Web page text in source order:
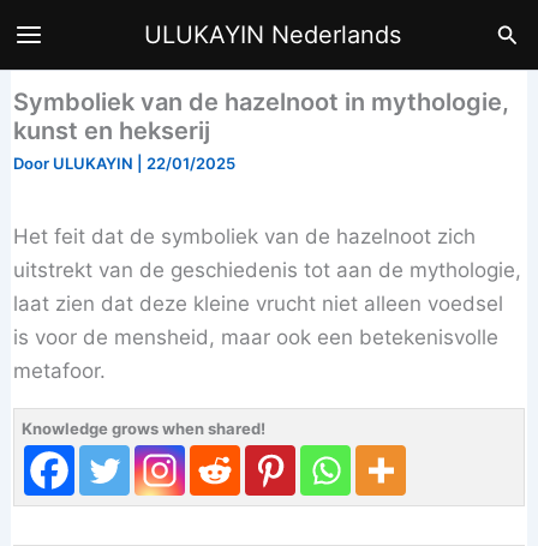
naar
inhoud
ULUKAYIN Nederlands
Symboliek van de hazelnoot in mythologie,
kunst en hekserij
Door ULUKAYIN 22/01/2025
Het feit dat de symboliek van de hazelnoot zich
uitstrekt van de geschiedenis tot aan de mythologie,
laat zien dat deze kleine vrucht niet alleen voedsel
is voor de mensheid, maar ook een betekenisvolle
metafoor.
Knowledge grows when shared!